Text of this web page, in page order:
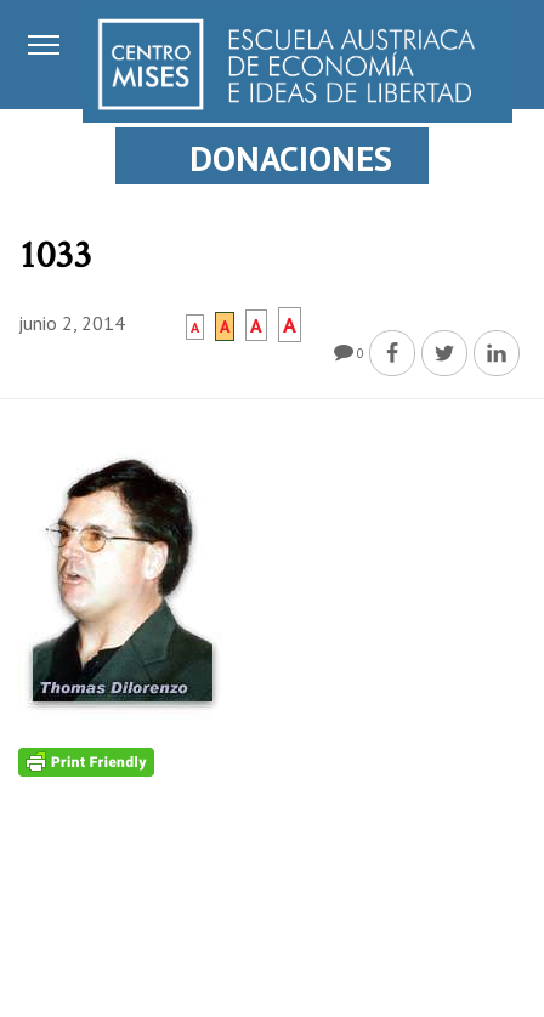
DONACIONES
1033
junio 2, 2014 A A A A
0